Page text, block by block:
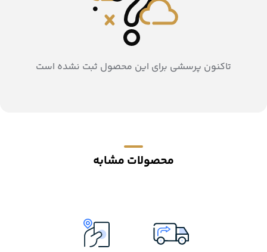
تاکنون پرسشی برای این محصول ثبت نشده است
محصولات مشابه